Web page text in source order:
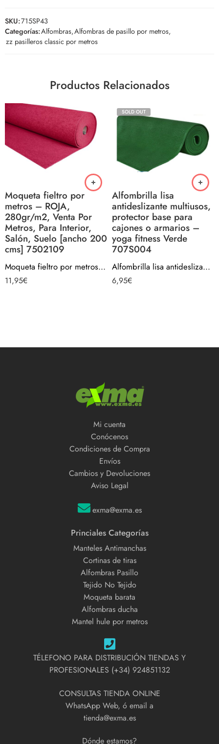
SKU:715SP43
Categorías:Alfombras,Alfombras de pasillo por metros,
zz pasilleros classic por metros
Productos Relacionados
Moqueta fieltro por
metros – ROJA,
280gr/m2, Venta Por
Metros, Para Interior,
Salón, Suelo [ancho 200
cms] 7502109
Moqueta fieltro por metros – ROJA, 280gr/m2, Venta Por Metros, Para Interior, Salón, Suelo [ancho 200 cms] 7502109
11,95€
SOLD OUT
Alfombrilla lisa
antideslizante multiusos,
protector base para
cajones o armarios –
yoga fitness Verde
707S004
Alfombrilla lisa antideslizante multiusos, protector base para cajones o armarios – yoga fitness Verde 707S004
6,95€
Mi cuenta
Conócenos
Condiciones de Compra
Envíos
Cambios y Devoluciones
Aviso Legal
exma@exma.es
Princiales Categorías
Manteles Antimanchas
Cortinas de tiras
Alfombras Pasillo
Tejido No Tejido
Moqueta barata
Alfombras ducha
Mantel hule por metros
TÉLEFONO PARA DISTRIBUCIÓN TIENDAS Y
PROFESIONALES (+34) 924851132
CONSULTAS TIENDA ONLINE
WhatsApp Web, ó email a
tienda@exma.es
Dónde estamos?